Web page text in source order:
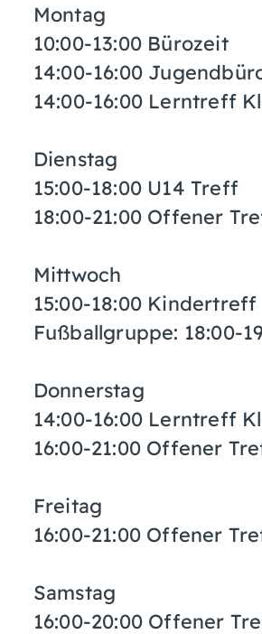
Montag
10:00-13:00 Bürozeit
14:00-16:00
14:00-16:00 Lerntreff
Dienstag
15:00-18:00 U14 Treff
18:00-21:00 Offener
Mittwoch
15:00-18:00 Kindertreff
Fußballgruppe: 18:00-
Donnerstag
14:00-16:00 Lerntreff
16:00-21:00 Offener
Freitag
16:00-21:00 Offener
Samstag
16:00-20:00 Offener